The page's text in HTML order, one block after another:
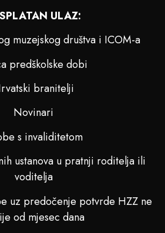
ULAZ:
muzejskog društva i ICOM-a
predškolske dobi
branitelji
Novinari
s invaliditetom
ustanova u pratnji roditelja ili
voditelja
uz predočenje potvrde HZZ ne
od mjesec dana